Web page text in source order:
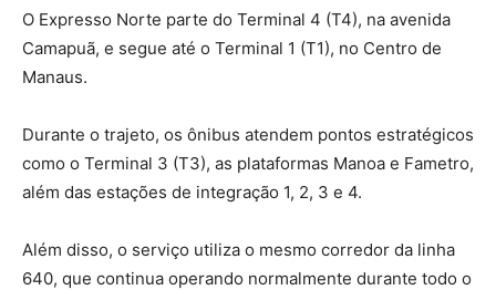
O Expresso Norte parte do Terminal 4 (T4), na avenida
Camapuã, e segue até o Terminal 1 (T1), no Centro de
Manaus.
Durante o trajeto, os ônibus atendem pontos estratégicos
como o Terminal 3 (T3), as plataformas Manoa e Fametro,
além das estações de integração 1, 2, 3 e 4.
Além disso, o serviço utiliza o mesmo corredor da linha
640, que continua operando normalmente durante todo o